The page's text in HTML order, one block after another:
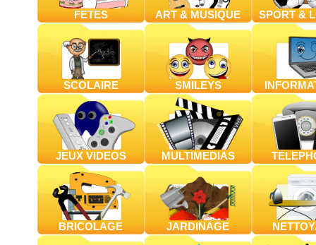
FETES ART & MUSIQUE SPORT &
SCOLAIRE SMILEYS
JEUX VIDEOS MULTIMEDIAS
BRICOLAGE JARDINAGE